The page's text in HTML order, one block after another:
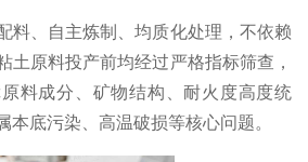
料、自主炼制、均质化处理，不依赖
土原料投产前均经过严格指标筛查，
料成分、矿物结构、耐火度高度统
本底污染、高温破损等核心问题。